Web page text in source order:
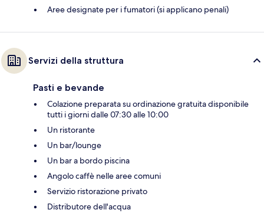
Aree designate per i fumatori (si applicano penali)
Servizi della struttura
Pasti e bevande
Colazione preparata su ordinazione gratuita disponibile
tutti i giorni dalle 07:30 alle 10:00
Un ristorante
Un bar/lounge
Un bar a bordo piscina
Angolo caffè nelle aree comuni
Servizio ristorazione privato
Distributore dell'acqua